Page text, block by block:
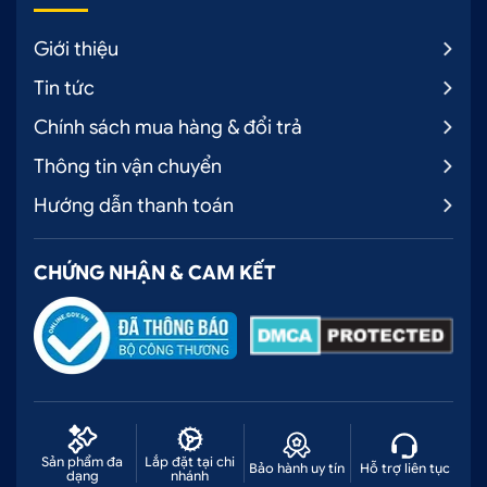
Chất liệu da Nappa đạt độ mềm mại như da thật
3.2. Da công nghiệp Nappa KING 7.0
Da công nghiệp Nappa KING 7.0 được cấu tạo 3
thật, mang lại vẻ ngoài tự nhiên, cảm giác mềm mại
và có độ bền cao.
Giới thiệu
Tin tức
Chính sách mua hàng & đổi trả
Thông tin vận chuyển
Hướng dẫn thanh toán
CHỨNG NHẬN & CAM KẾT
Sản phẩm đa
dạng
Lắp đặt tại chi
nhánh
Bảo hành uy tín Hỗ trợ liên tục